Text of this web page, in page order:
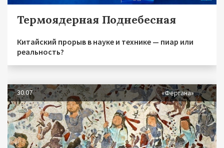
Термоядерная Поднебесная
Китайский прорыв в науке и технике — пиар или
реальность?
30.07 «Фергана»